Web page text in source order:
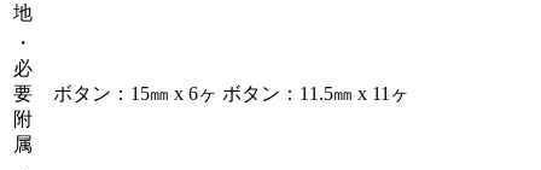
地
・
必
要
附
属
ボタン：15㎜ x 6ヶ ボタン：11.5㎜ x 11ヶ